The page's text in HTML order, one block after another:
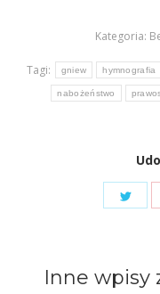
Kategoria:
Tagi: gniew hymnografia
nabożeństwo
Inne wpisy